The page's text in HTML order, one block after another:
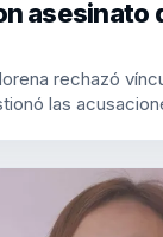
asesinato
rechazó
las